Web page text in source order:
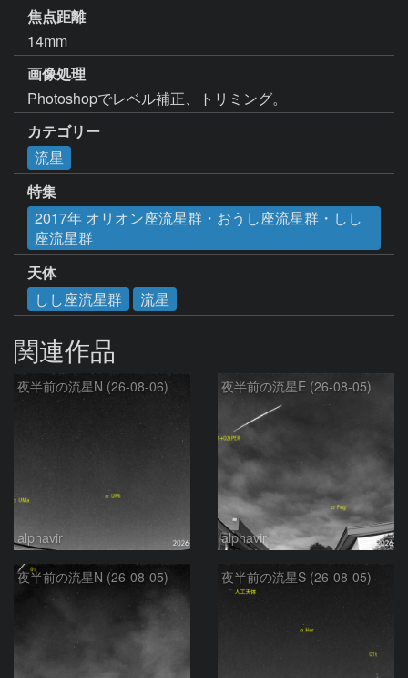
焦点距離
14mm
画像処理
Photoshopでレベル補正、トリミング。
カテゴリー
流星
特集
2017年 オリオン座流星群・おうし座流星群・しし
座流星群
天体
しし座流星群
流星
関連作品
夜半前の流星N (26-08-06)
alphavir
夜半前の流星E (26-08-05)
alphavir
夜半前の流星N (26-08-05) 夜半前の流星S (26-08-05)